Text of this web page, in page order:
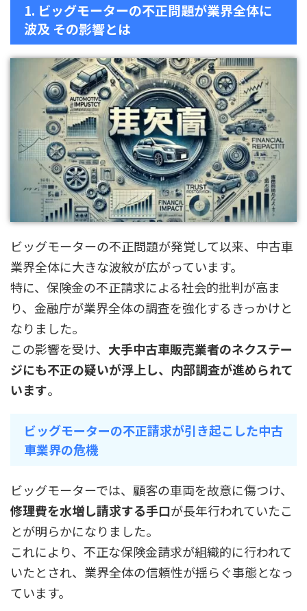
1. ビッグモーターの不正問題が業界全体に
波及 その影響とは
ビッグモーターの不正問題が発覚して以来、中古車
業界全体に大きな波紋が広がっています。
特に、保険金の不正請求による社会的批判が高ま
り、金融庁が業界全体の調査を強化するきっかけと
なりました。
この影響を受け、 大手中古車販売業者のネクステー
ジにも不正の疑いが浮上し、内部調査が進められて
います。
ビッグモーターの不正請求が引き起こした中古
車業界の危機
ビッグモーターでは、顧客の車両を故意に傷つけ、
修理費を水増し請求する手口が長年行われていたこ
とが明らかになりました。
これにより、不正な保険金請求が組織的に行われて
いたとされ、業界全体の信頼性が揺らぐ事態となっ
ています。